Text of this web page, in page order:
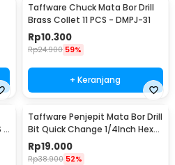
Taffware Chuck Mata Bor Drill
Brass Collet 11 PCS - DMPJ-31
Rp10.300
Rp24.900 59%
+ Keranjang
-
Taffware Penjepit Mata Bor Drill
Bit Quick Change 1/4Inch Hex
Shank - 2054A
Rp19.000
Rp38.900 52%